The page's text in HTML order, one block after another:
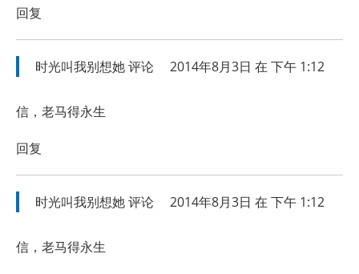
回复
时光叫我别想她评论 2014年8月3日 在 下午 1:12
信，老马得永生
回复
时光叫我别想她评论 2014年8月3日 在 下午 1:12
信，老马得永生